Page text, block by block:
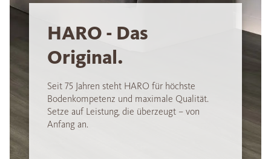
HARO - Das
Original.
Seit 75 Jahren steht HARO für höchste
Bodenkompetenz und maximale Qualität.
Setze auf Leistung, die überzeugt – von
Anfang an.